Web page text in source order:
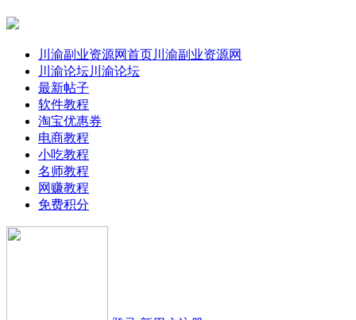
川渝副业资源网首页川渝副业资源网
川渝论坛川渝论坛
最新帖子
软件教程
淘宝优惠券
电商教程
小吃教程
名师教程
网赚教程
免费积分